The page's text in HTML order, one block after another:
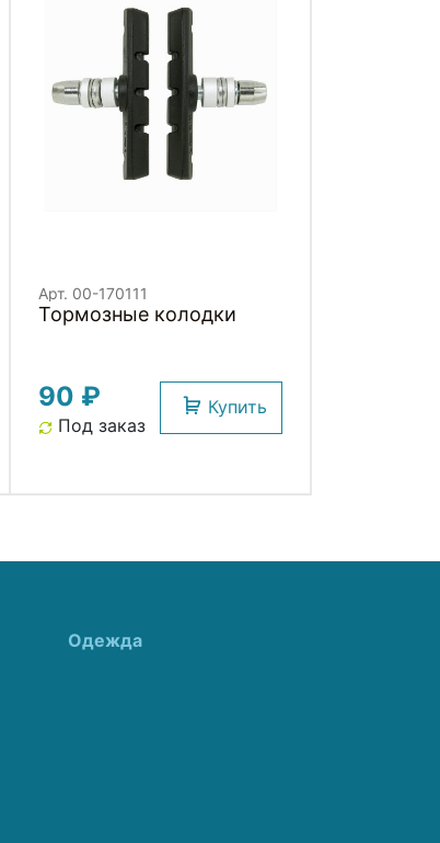
Арт. 00-170111
Тормозные колодки
90 ₽
Под заказ
Купить
Одежда